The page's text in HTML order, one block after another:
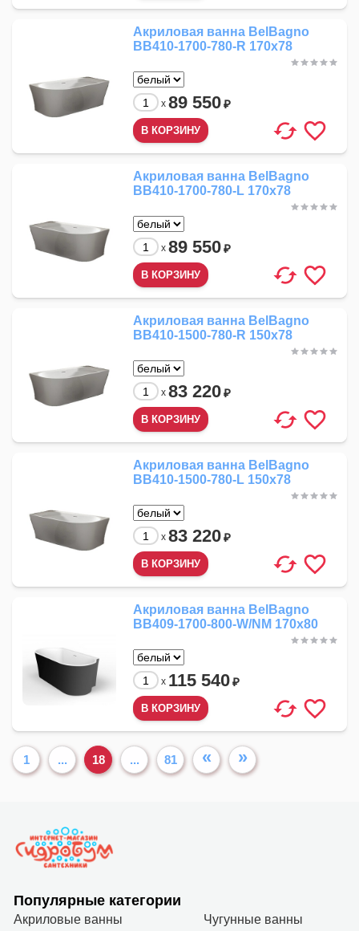
Акриловая ванна BelBagno
BB410-1700-780-R 170x78
x 89 550₽
Акриловая ванна BelBagno
BB410-1700-780-L 170x78
x 89 550₽
Акриловая ванна BelBagno
BB410-1500-780-R 150x78
x 83 220₽
Акриловая ванна BelBagno
BB410-1500-780-L 150x78
x 83 220₽
Акриловая ванна BelBagno
BB409-1700-800-W/NM 170x80
x 115 540₽
1 ... 18 ... 81 « »
Популярные категории
Акриловые ванны
Чугунные ванны